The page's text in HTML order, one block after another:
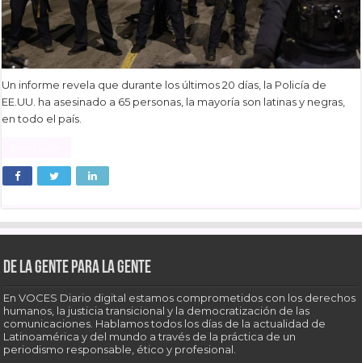
Un informe revela que durante los últimos 20 días, la Policía de
EE.UU. ha asesinado a 65 personas, la mayoría son latinas y negras,
en todo el país.
De la gente para la gente
En VOCES Diario digital estamos comprometidos con los derechos
humanos, la justicia transicional y la democratización de las
comunicaciones. Hablamos todos los días de la actualidad de
Latinoamérica y del mundo a través de la práctica de un
periodismo responsable, ético y profesional.